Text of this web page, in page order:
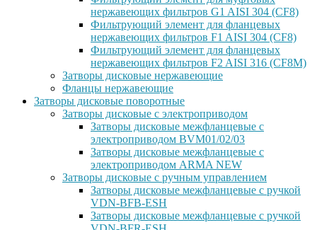
нержавеющих фильтров G1 AISI 304 (CF8)
Фильтрующий элемент для фланцевых
нержавеющих фильтров F1 AISI 304 (CF8)
Фильтрующий элемент для фланцевых
нержавеющих фильтров F2 AISI 316 (CF8M)
Затворы дисковые нержавеющие
Фланцы нержавеющие
Затворы дисковые поворотные
Затворы дисковые с электроприводом
Затворы дисковые межфланцевые с
электроприводом BVM01/02/03
Затворы дисковые межфланцевые с
электроприводом ARMA NEW
Затворы дисковые с ручным управлением
Затворы дисковые межфланцевые с ручкой
VDN-BFB-ESH
Затворы дисковые межфланцевые с ручкой